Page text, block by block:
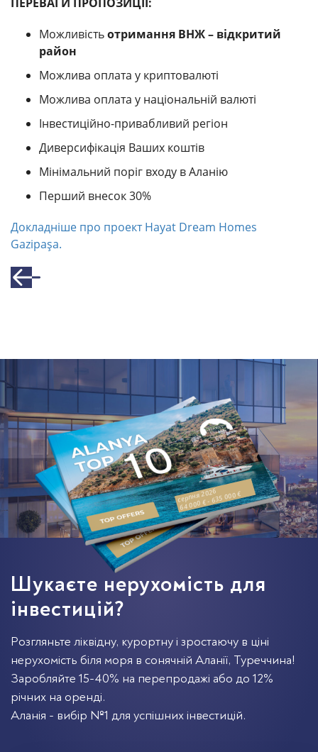
Можливістьотримання ВНЖ – відкритий
район
Можлива оплата у криптовалюті
Можлива оплата у національній валюті
Інвестиційно-привабливий регіон
Диверсифікація Ваших коштів
Мінімальний поріг входу в Аланію
Перший внесок 30%
Докладніше про проект Hayat Dream Homes
Gazipaşa.
серпня 2026
64 000 € - 635 000 €
Шукаєте нерухомість для
інвестицій?
Розгляньте ліквідну, курортну і зростаючу в ціні
нерухомість біля моря в сонячній Аланії, Туреччина!
Заробляйте 15-40% на перепродажі або до 12%
річних на оренді.
Аланія - вибір №1 для успішних інвестицій.